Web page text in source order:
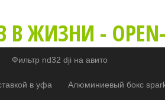
- OPEN-
Фильтр nd32 dji на авито
в уфа Алюминиевый бокс